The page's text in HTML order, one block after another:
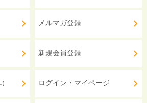
メルマガ登録
新規会員登録
ログイン・マイページ